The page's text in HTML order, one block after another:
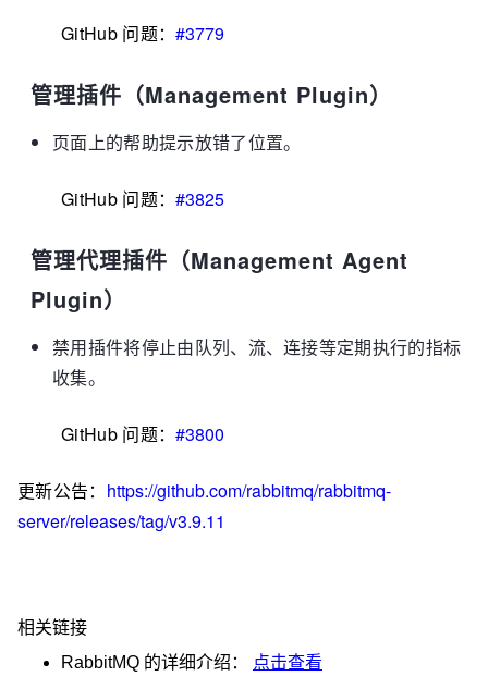
GitHub 问题：#3779
管理插件（Management Plugin）
页面上的帮助提示放错了位置。
GitHub 问题：#3825
管理代理插件（Management Agent
Plugin）
禁用插件将停止由队列、流、连接等定期执行的指标
收集。
GitHub 问题：#3800
更新公告： https://github.com/rabbitmq/rabbitmq-
server/releases/tag/v3.9.11
相关链接
RabbitMQ 的详细介绍： 点击查看